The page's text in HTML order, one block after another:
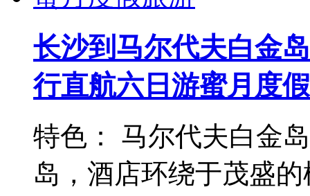
长沙到马尔代夫白金
行直航六日游蜜月度
特色： 马尔代夫白金
岛，酒店环绕于茂盛